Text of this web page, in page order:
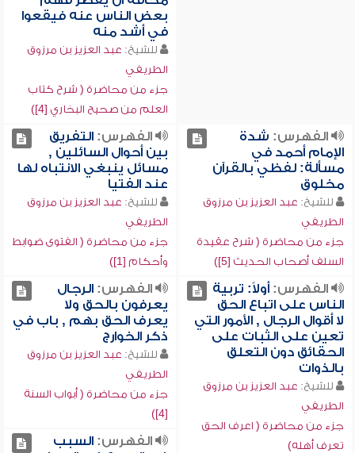
بعض الناس عنه فيقعوا
في أشد منه
للشيخ: عبد العزيز بن مرزوق
الطريفي
جزء من محاضرة ( شرح كتاب
العلم من صحيح البخاري [4])
الفهرس: شدة
الإمام أحمد في
مسألة: لفظي بالقرآن
مخلوق
للشيخ: عبد العزيز بن مرزوق
الطريفي
جزء من محاضرة ( شرح عقيدة
السلف أصحاب الحديث [5])
الفهرس:التفريق
بين أحوال السائلين ,
مسائل ينبغي الانتباه لها
عند الفتيا
للشيخ: عبد العزيز بن مرزوق
الطريفي
جزء من محاضرة ( الفتوى ضوابط
وأحكام [1])
الفهرس:أولاً: تربية
الناس على اتباع الحق
لا أقوال الرجال , الأمور التي
تعين على الثبات على
الحقائق دون التعلق
بالذوات
للشيخ: عبد العزيز بن مرزوق
الطريفي
جزء من محاضرة ( اعرف الحق
تعرف أهله)
الفهرس:الرجال
يعرفون بالحق ولا
يعرف الحق بهم , باب في
ذكر الخوارج
للشيخ: عبد العزيز بن مرزوق
الطريفي
جزء من محاضرة ( أبواب السنة
[4])
الفهرس:السبب